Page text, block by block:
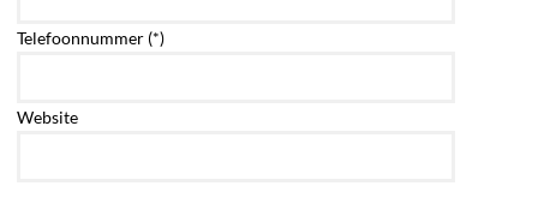
Telefoonnummer (*)
Website